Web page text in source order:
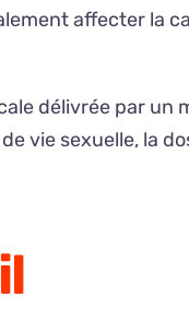
affecter la
délivrée par un
vie sexuelle, la